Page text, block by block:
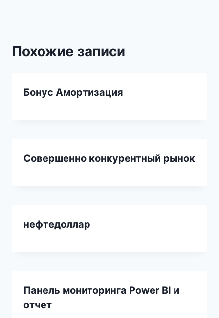
Похожие записи
Бонус Амортизация
Совершенно конкурентный рынок
нефтедоллар
Панель мониторинга Power BI и
отчет